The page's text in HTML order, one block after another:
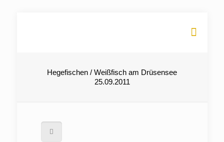
Hegefischen / Weißfisch am Drüsensee
25.09.2011